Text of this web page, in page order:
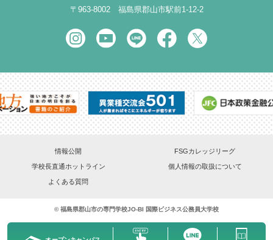
〒963-8002 福島県郡山市駅前1-12-2
情報公開 FSGカレッジリーグ
学校長直通ホットライン 個人情報の取扱について
よくある質問
©福島県郡山市の専門学校JO-BI 国際ビジネス公務員大学校